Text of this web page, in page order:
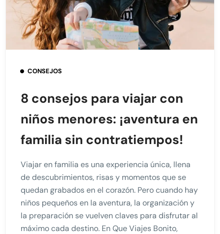
CONSEJOS
8 consejos para viajar con
niños menores: ¡aventura en
familia sin contratiempos!
Viajar en familia es una experiencia única, llena
de descubrimientos, risas y momentos que se
quedan grabados en el corazón. Pero cuando hay
niños pequeños en la aventura, la organización y
la preparación se vuelven claves para disfrutar al
máximo cada destino. En Que Viajes Bonito,